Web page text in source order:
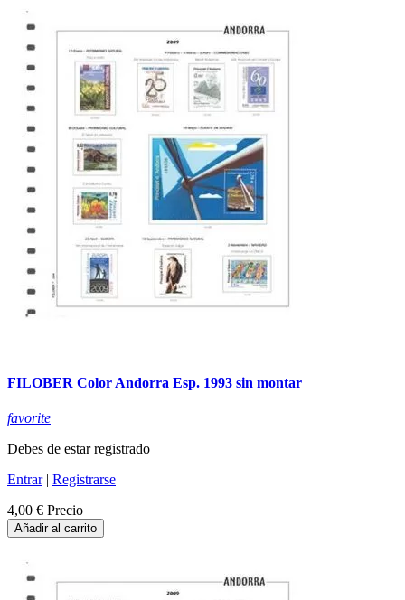
FILOBER Color Andorra Esp. 1993 sin montar
favorite
Debes de estar registrado
Entrar| Registrarse
4,00 € Precio
Añadir al carrito